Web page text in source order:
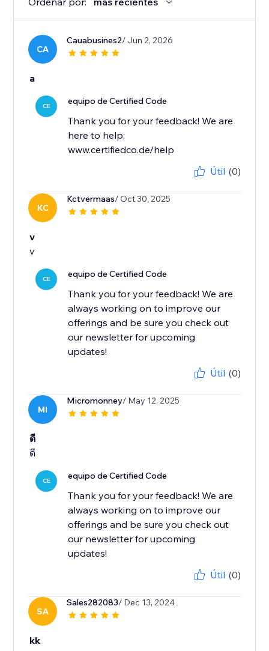
CA
Cauabusines2/ Jun 2, 2026
a
CE equipo de Certified Code
Thank you for your feedback! We are
here to help:
www.certifiedco.de/help
Útil (0)
KC
Kctvermaas/ Oct 30, 2025
v
v
CE equipo de Certified Code
Thank you for your feedback! We are
always working on to improve our
offerings and be sure you check out
our newsletter for upcoming
updates!
Útil (0)
MI
Micromonney/ May 12, 2025
ดี
ดี
CE equipo de Certified Code
Thank you for your feedback! We are
always working on to improve our
offerings and be sure you check out
our newsletter for upcoming
updates!
Útil (0)
SA
Sales282083/ Dec 13, 2024
kk